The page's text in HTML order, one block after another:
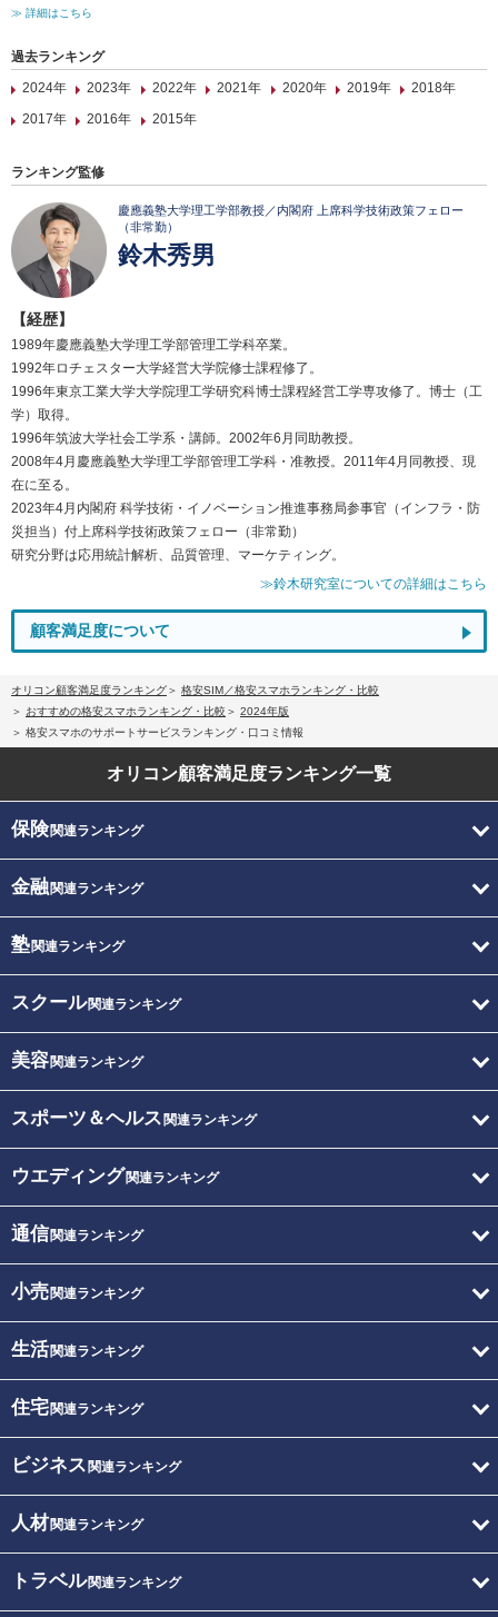
≫ 詳細はこちら
過去ランキング
2024年
2023年 2022年 2021年 2020年 2019年
2018年
2017年
2016年 2015年
ランキング監修
慶應義塾大学理工学部教授／内閣府 上席科学技術政策フェロー
（非常勤）
鈴木秀男
【経歴】
1989年慶應義塾大学理工学部管理工学科卒業。
1992年ロチェスター大学経営大学院修士課程修了。
1996年東京工業大学大学院理工学研究科博士課程経営工学専攻修了。博士（工
学）取得。
1996年筑波大学社会工学系・講師。2002年6月同助教授。
2008年4月慶應義塾大学理工学部管理工学科・准教授。2011年4月同教授、現
在に至る。
2023年4月内閣府 科学技術・イノベーション推進事務局参事官（インフラ・防
災担当）付上席科学技術政策フェロー（非常勤）
研究分野は応用統計解析、品質管理、マーケティング。
≫鈴木研究室についての詳細はこちら
顧客満足度について
オリコン顧客満足度ランキング
格安SIM／格安スマホランキング・比較
おすすめの格安スマホランキング・比較
2024年版
格安スマホのサポートサービスランキング・口コミ情報
オリコン顧客満足度ランキング一覧
保険関連ランキング
金融関連ランキング
塾関連ランキング
スクール関連ランキング
美容関連ランキング
スポーツ＆ヘルス 関連ランキング
ウエディング関連ランキング
通信関連ランキング
小売関連ランキング
生活関連ランキング
住宅関連ランキング
ビジネス 関連ランキング
人材関連ランキング
トラベル関連ランキング